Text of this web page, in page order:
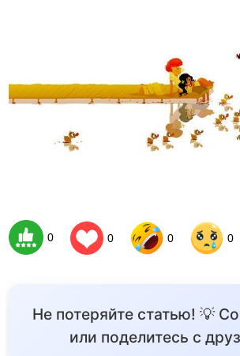
0 0 0 0
Не потеряйте статью! 💡
или поделитесь с